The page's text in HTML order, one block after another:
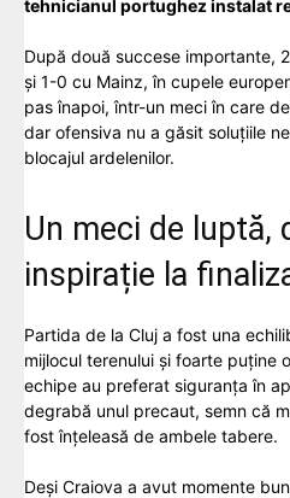
tehnicianul portughez instalat
După două succese importante,
și 1-0 cu Mainz, în cupele
pas înapoi, într-un meci în care
dar ofensiva nu a găsit soluțiile
blocajul ardelenilor.
Un meci de luptă,
inspirație la
Partida de la Cluj a fost una
mijlocul terenului și foarte puține
echipe au preferat siguranța în
degrabă unul precaut, semn că
fost înțeleasă de ambele tabere.
Deși Craiova a avut momente